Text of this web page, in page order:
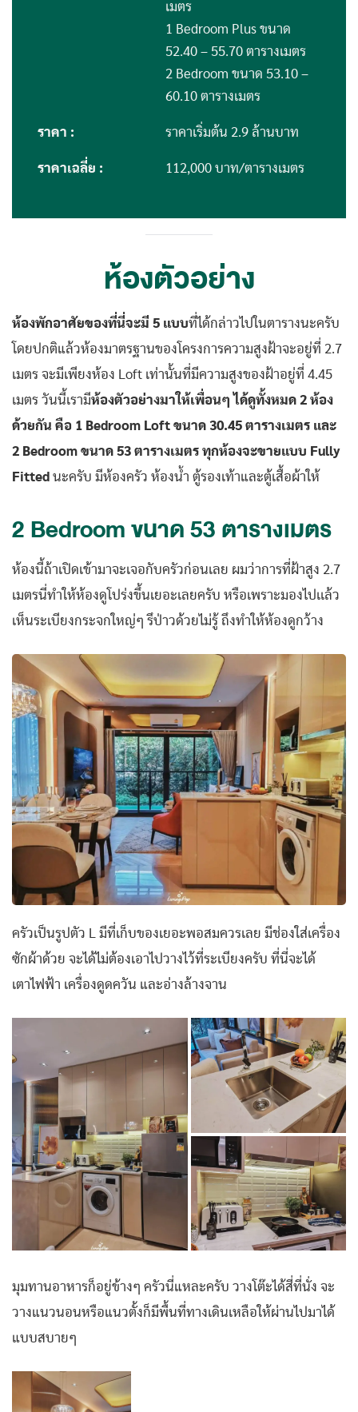
เมตร
1 Bedroom Plus ขนาด
52.40 – 55.70 ตารางเมตร
2 Bedroom ขนาด 53.10 –
60.10 ตารางเมตร
ราคา : ราคาเริ่มต้น 2.9 ล้านบาท
ราคาเฉลี่ย : 112,000 บาท/ตารางเมตร
ห้องตัวอย่าง
ห้องพักอาศัยของที่นี่จะมี 5 แบบที่ได้กล่าวไปในตารางนะครับ
โดยปกติแล้วห้องมาตรฐานของโครงการความสูงฝ้าจะอยู่ที่ 2.7
เมตร จะมีเพียงห้อง Loft เท่านั้นที่มีความสูงของฝ้าอยู่ที่ 4.45
เมตร วันนี้เรามีห้องตัวอย่างมาให้เพื่อนๆ ได้ดูทั้งหมด 2 ห้อง
ด้วยกัน คือ 1 Bedroom Loft ขนาด 30.45 ตารางเมตร และ
2 Bedroom ขนาด 53 ตารางเมตร ทุกห้องจะขายแบบ Fully
Fitted นะครับ มีห้องครัว ห้องน้ำ ตู้รองเท้าและตู้เสื้อผ้าให้
2 Bedroom ขนาด 53 ตารางเมตร
ห้องนี้ถ้าเปิดเข้ามาจะเจอกับครัวก่อนเลย ผมว่าการที่ฝ้าสูง 2.7
เมตรนี่ทำให้ห้องดูโปร่งขึ้นเยอะเลยครับ หรือเพราะมองไปเเล้ว
เห็นระเบียงกระจกใหญ่ๆ รึป่าวด้วยไม่รู้ ถึงทำให้ห้องดูกว้าง
ครัวเป็นรูปตัว L มีที่เก็บของเยอะพอสมควรเลย มีช่องใส่เครื่อง
ซักผ้าด้วย จะได้ไม่ต้องเอาไปวางไว้ที่ระเบียงครับ ที่นี่จะได้
เตาไฟฟ้า เครื่องดูดควัน และอ่างล้างจาน
มุมทานอาหารก็อยู่ข้างๆ ครัวนี่แหละครับ วางโต๊ะได้สี่ที่นั่ง จะ
วางแนวนอนหรือแนวตั้งก็มีพื้นที่ทางเดินเหลือให้ผ่านไปมาได้
แบบสบายๆ